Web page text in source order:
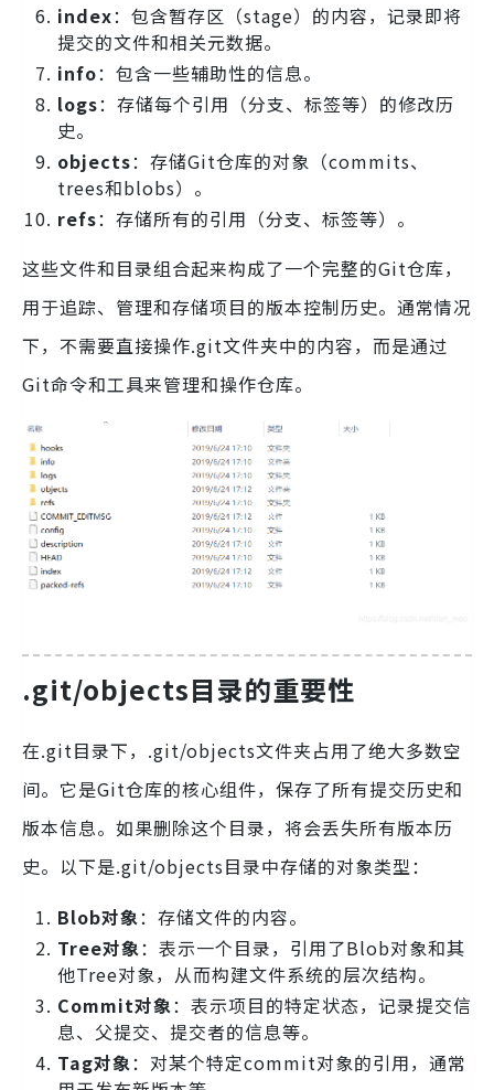
index：包含暂存区（stage）的内容，记录即将
提交的文件和相关元数据。
info：包含一些辅助性的信息。
logs：存储每个引用（分支、标签等）的修改历
史。
objects：存储Git仓库的对象（commits、
trees和blobs）。
refs：存储所有的引用（分支、标签等）。
这些文件和目录组合起来构成了一个完整的Git仓库，
用于追踪、管理和存储项目的版本控制历史。通常情况
下，不需要直接操作.git文件夹中的内容，而是通过
Git命令和工具来管理和操作仓库。
.git/objects目录的重要性
在.git目录下，.git/objects文件夹占用了绝大多数空
间。它是Git仓库的核心组件，保存了所有提交历史和
版本信息。如果删除这个目录，将会丢失所有版本历
史。以下是.git/objects目录中存储的对象类型：
Blob对象：存储文件的内容。
Tree对象：表示一个目录，引用了Blob对象和其
他Tree对象，从而构建文件系统的层次结构。
Commit对象：表示项目的特定状态，记录提交信
息、父提交、提交者的信息等。
Tag对象：对某个特定commit对象的引用，通常